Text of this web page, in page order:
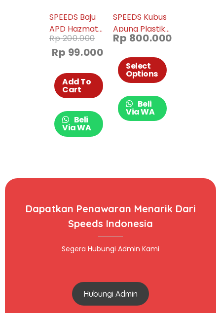
SPEEDS Baju
APD Hazmat
Cover Mask
Bagi Tenaga
Corona
Rp200.000
Rp 99.000
Add To
Cart
Beli
Via WA
SPEEDS Kubus
Apung Plastik
HPDE
Dermaga
Apung Kuat
Magic Float
Bisa Grosir
001-1601
Rp 800.000
Select
Options
Beli
Via WA
Dapatkan Penawaran Menarik Dari
Speeds Indonesia
Segera Hubungi Admin Kami
Hubungi Admin